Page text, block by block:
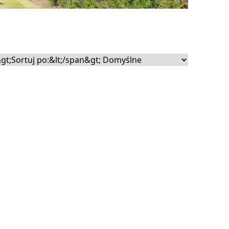
i analizować
będzie działać w
osoby.
wygląd lub
użytkownicy